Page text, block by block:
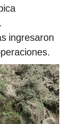
ingresaron